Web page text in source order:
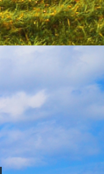
影像直播